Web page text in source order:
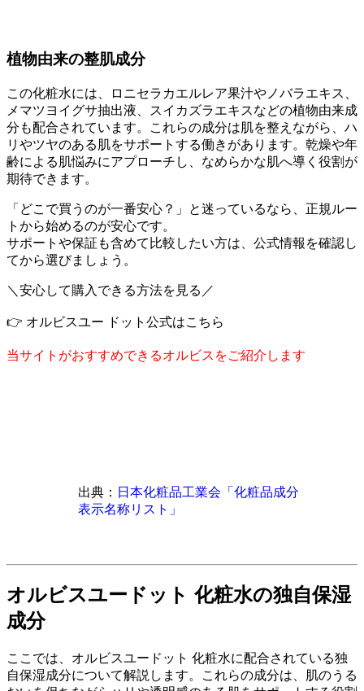
植物由来の整肌成分
この化粧水には、ロニセラカエルレア果汁やノバラエキス、
メマツヨイグサ抽出液、スイカズラエキスなどの植物由来成
分も配合されています。これらの成分は肌を整えながら、ハ
リやツヤのある肌をサポートする働きがあります。乾燥や年
齢による肌悩みにアプローチし、なめらかな肌へ導く役割が
期待できます。
「どこで買うのが一番安心？」と迷っているなら、正規ルー
トから始めるのが安心です。
サポートや保証も含めて比較したい方は、公式情報を確認し
てから選びましょう。
＼安心して購入できる方法を見る／
👉 オルビスユー ドット公式はこちら
当サイトがおすすめできるオルビスをご紹介します
出典： 日本化粧品工業会「化粧品成分
表示名称リスト」
オルビスユードット 化粧水の独自保湿
成分
ここでは、オルビスユードット 化粧水に配合されている独
自保湿成分について解説します。これらの成分は、肌のうる